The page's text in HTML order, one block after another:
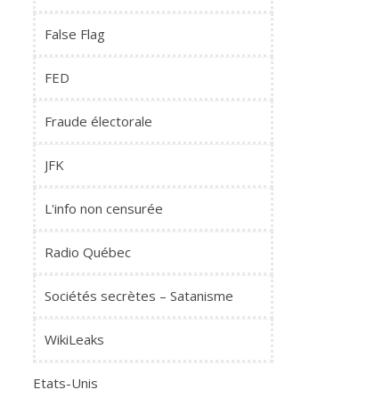
False Flag
FED
Fraude électorale
JFK
L'info non censurée
Radio Québec
Sociétés secrètes – Satanisme
WikiLeaks
Etats-Unis